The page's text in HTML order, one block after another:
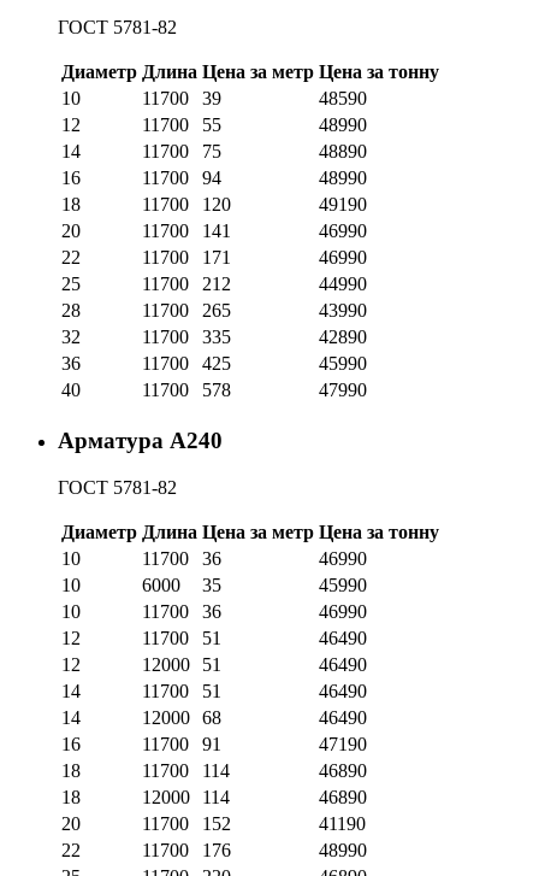
ГОСТ 5781-82
Диаметр Длина Цена за метр Цена за тонну
10
11700 39
48590
12
11700 55
48990
14
11700 75
48890
16
11700 94
48990
18
11700 120
49190
20
11700 141
46990
22
11700 171
46990
25
11700 212
44990
28
11700 265
43990
32
11700 335
42890
36
11700 425
45990
40
11700 578 47990
Арматура А240
ГОСТ 5781-82
Диаметр Длина Цена за метр Цена за тонну
10
11700 36
46990
10
6000 35
45990
10
11700 36
46990
12
11700 51
46490
12
12000 51
46490
14
11700 51
46490
14
12000 68
46490
16
11700 91
47190
18
11700 114
46890
18
12000 114
46890
20
11700 152
41190
22
11700 176
48990